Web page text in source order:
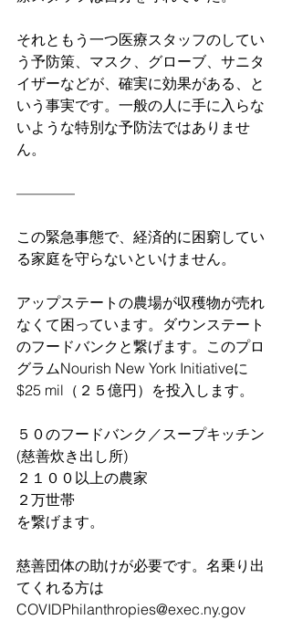
それともう一つ医療スタッフのしてい
う予防策、マスク、グローブ、サニタ
イザーなどが、確実に効果がある、と
いう事実です。一般の人に手に入らな
いような特別な予防法ではありませ
ん。
————
この緊急事態で、経済的に困窮してい
る家庭を守らないといけません。
アップステートの農場が収穫物が売れ
なくて困っています。ダウンステート
のフードバンクと繋げます。このプロ
グラムNourish New York Initiativeに
$25 mil（２５億円）を投入します。
５０のフードバンク／スープキッチン
(慈善炊き出し所)
２１００以上の農家
２万世帯
を繋げます。
慈善団体の助けが必要です。名乗り出
てくれる方は
COVIDPhilanthropies@exec.ny.gov